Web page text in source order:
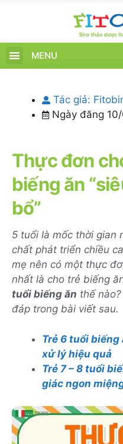
MENU
Tác giả:
Ngày đăng
Thực đơn
biếng ăn
bổ”
5 tuổi là mốc thời gian
chất phát triển chiều
mẹ nên có một thực
nhất là cho trẻ biếng
tuổi biếng ăn thế
đáp trong bài viết sau.
Trẻ 6 tuổi biếng
xử lý hiệu quả
Trẻ 7 – 8 tuổi
giác ngon